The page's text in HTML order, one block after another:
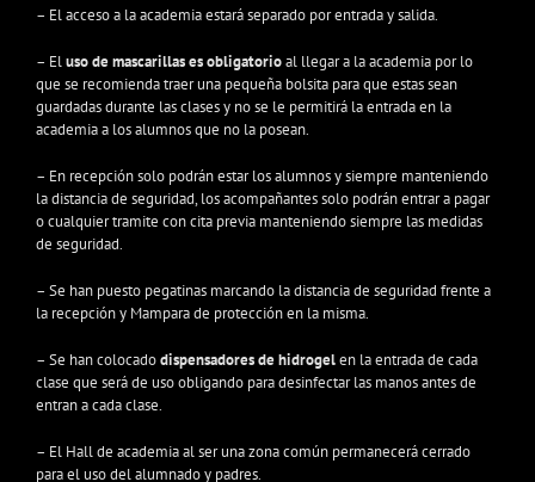
– El acceso a la academia estará separado por entrada y salida.
– Eluso de mascarillas es obligatorioal llegar a la academia por lo
que se recomienda traer una pequeña bolsita para que estas sean
guardadas durante las clases y no se le permitirá la entrada en la
academia a los alumnos que no la posean.
– En recepción solo podrán estar los alumnos y siempre manteniendo
la distancia de seguridad, los acompañantes solo podrán entrar a pagar
o cualquier tramite con cita previa manteniendo siempre las medidas
de seguridad.
– Se han puesto pegatinas marcando la distancia de seguridad frente a
la recepción y Mampara de protección en la misma.
– Se han colocadodispensadores de hidrogelen la entrada de cada
clase que será de uso obligando para desinfectar las manos antes de
entran a cada clase.
– El Hall de academia al ser una zona común permanecerá cerrado
para el uso del alumnado y padres.